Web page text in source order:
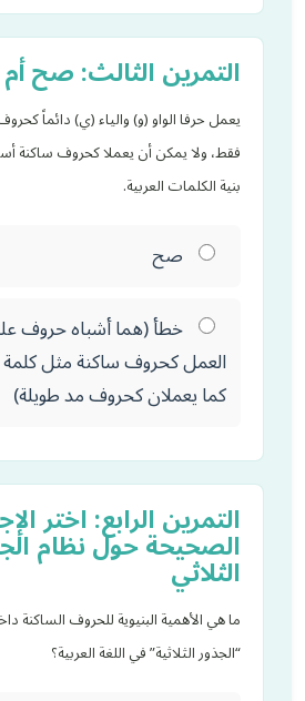
التمرين الثالث: صح
يعمل حرفا الواو (و) والياء (ي) دائماً
فقط، ولا يمكن أن يعملا كحروف ساكنة
بنية الكلمات العربية.
صح
خطأ (هما أشباه حروف
العمل كحروف ساكنة مثل كلمة
كما يعملان كحروف مد طويلة)
التمرين الرابع: اختر
الصحيحة حول نظام
الثلاثي
ما هي الأهمية البنيوية للحروف الساكنة
“الجذور الثلاثية” في اللغة العربية؟